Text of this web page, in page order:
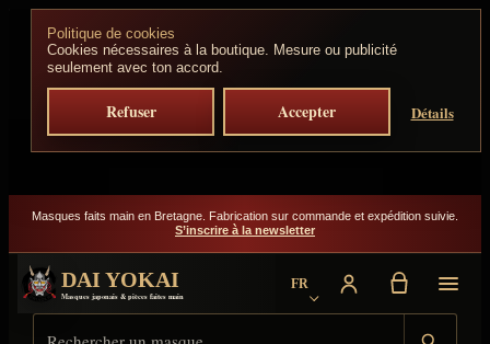
Politique de cookies
Cookies nécessaires à la boutique. Mesure ou publicité
seulement avec ton accord.
Refuser Accepter Détails
Aller au contenu
Masques faits main en Bretagne. Fabrication sur commande et expédition suivie.
S’inscrire à la newsletter
DAI YOKAI
Masques japonais & pièces faites main
FR
Choisir la langue